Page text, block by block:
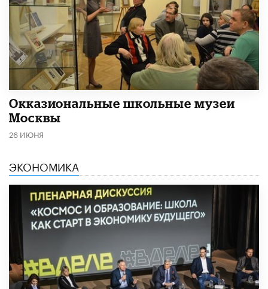
​Окказиональные школьные музеи
Москвы
26 ИЮНЯ
ЭКОНОМИКА